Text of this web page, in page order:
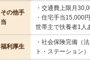
その他手
当
・交通費上限月
・住宅手当
世帯主で扶養者1人
福利厚生
・社会保険完備（
ト・ステーション